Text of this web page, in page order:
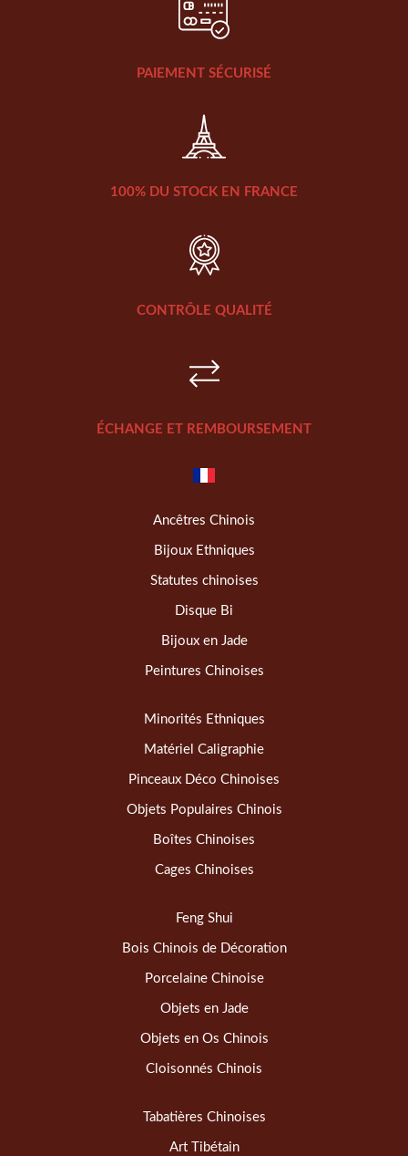
PAIEMENT SÉCURISÉ
100% DU STOCK EN FRANCE
CONTRÔLE QUALITÉ
ÉCHANGE ET REMBOURSEMENT
Ancêtres Chinois
Bijoux Ethniques
Statutes chinoises
Disque Bi
Bijoux en Jade
Peintures Chinoises
Minorités Ethniques
Matériel Caligraphie
Pinceaux Déco Chinoises
Objets Populaires Chinois
Boîtes Chinoises
Cages Chinoises
Feng Shui
Bois Chinois de Décoration
Porcelaine Chinoise
Objets en Jade
Objets en Os Chinois
Cloisonnés Chinois
Tabatières Chinoises
Art Tibétain